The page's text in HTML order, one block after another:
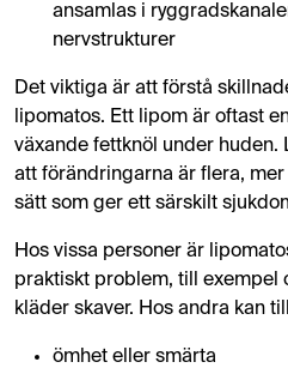
ansamlas i
nervstrukturer
Det viktiga är att förstå
lipomatos. Ett lipom är oftast
växande fettknöl under huden.
att förändringarna är flera,
sätt som ger ett särskilt
Hos vissa personer är
praktiskt problem, till exempel
kläder skaver. Hos andra kan
ömhet eller smärta